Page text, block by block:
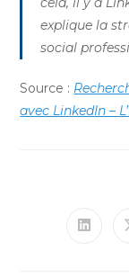
explique la
social
Source :
avec LinkedIn –
Ouvrir